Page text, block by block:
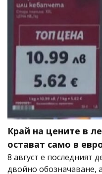
Край на цените в
остават само в
8 август е последният
двойно обозначаване,